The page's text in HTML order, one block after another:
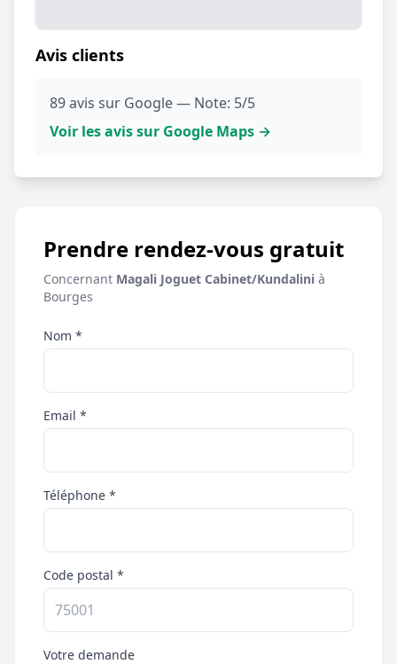
Avis clients
89 avis sur Google — Note: 5/5
Voir les avis sur Google Maps →
Prendre rendez-vous gratuit
Concernant Magali Joguet Cabinet/Kundalini à
Bourges
Nom *
Email *
Téléphone *
Code postal *
Votre demande